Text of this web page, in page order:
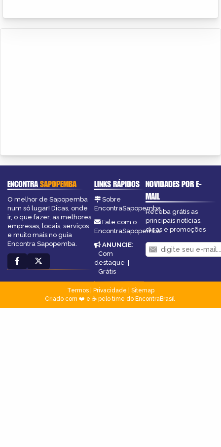
ENCONTRASAPOPEMBA
O melhor de Sapopemba
num só lugar! Dicas, onde
ir, o que fazer, as melhores
empresas, locais, serviços
e muito mais no guia
Encontra Sapopemba.
LINKS RÁPIDOS
Sobre
EncontraSapopemba
Fale com o
EncontraSapopemba
ANUNCIE:
Com
destaque |
Grátis
NOVIDADES POR E-
MAIL
Receba grátis as
principais notícias,
dicas e promoções
Termos| Privacidade
Sitemap
Criado com ❤️ e ☕ pelo time do EncontraBrasil